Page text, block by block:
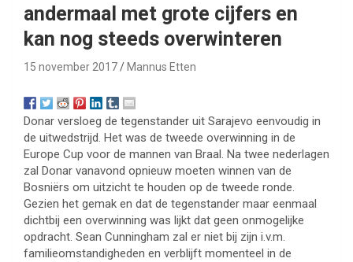
andermaal met grote cijfers en
kan nog steeds overwinteren
15 november 2017 Mannus Etten
Donar versloeg de tegenstander uit Sarajevo eenvoudig in
de uitwedstrijd. Het was de tweede overwinning in de
Europe Cup voor de mannen van Braal. Na twee nederlagen
zal Donar vanavond opnieuw moeten winnen van de
Bosniërs om uitzicht te houden op de tweede ronde.
Gezien het gemak en dat de tegenstander maar eenmaal
dichtbij een overwinning was lijkt dat geen onmogelijke
opdracht. Sean Cunningham zal er niet bij zijn i.v.m.
familieomstandigheden en verblijft momenteel in de